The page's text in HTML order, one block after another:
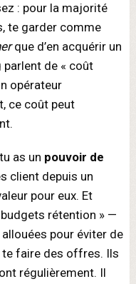
: pour la majorité
te garder comme
que d’en acquérir un
parlent de « coût
opérateur
ce coût peut
as un pouvoir de
client depuis un
pour eux. Et
rétention » —
pour éviter de
te faire des offres. Ils
régulièrement. Il